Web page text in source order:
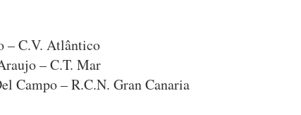
– C.V. Atlântico
– C.T. Mar
Campo – R.C.N. Gran Canaria